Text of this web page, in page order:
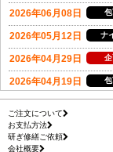
ご注文について
お支払方法
研ぎ修繕ご依頼
会社概要